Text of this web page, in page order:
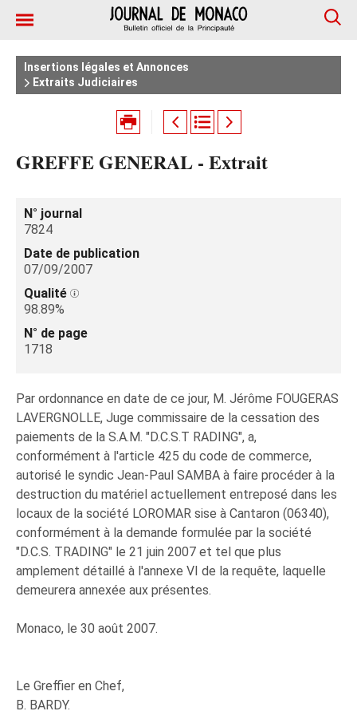
Insertions légales et Annonces
Extraits Judiciaires
GREFFE GENERAL - Extrait
N° journal
7824
Date de publication
07/09/2007
Qualité
98.89%
N° de page
1718
Par ordonnance en date de ce jour, M. Jérôme FOUGERAS
LAVERGNOLLE, Juge commissaire de la cessation des
paiements de la S.A.M. "D.C.S.T RADING", a,
conformément à l'article 425 du code de commerce,
autorisé le syndic Jean-Paul SAMBA à faire procéder à la
destruction du matériel actuellement entreposé dans les
locaux de la société LOROMAR sise à Cantaron (06340),
conformément à la demande formulée par la société
"D.C.S. TRADING" le 21 juin 2007 et tel que plus
amplement détaillé à l'annexe VI de la requête, laquelle
demeurera annexée aux présentes.
Monaco, le 30 août 2007.
Le Greffier en Chef,
B. BARDY.